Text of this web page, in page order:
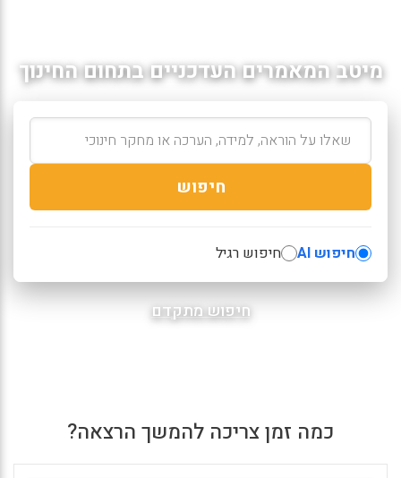
מיטב המאמרים העדכניים בתחום החינוך
חיפוש
חיפוש AI חיפוש רגיל
חיפוש מתקדם
כמה זמן צריכה להמשך הרצאה?